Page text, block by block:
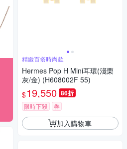
精緻百搭時尚款
Hermes Pop H Mini耳環(淺栗
灰/金) (H608002F 55)
$19,550 86折
限時下殺 券
加入購物車